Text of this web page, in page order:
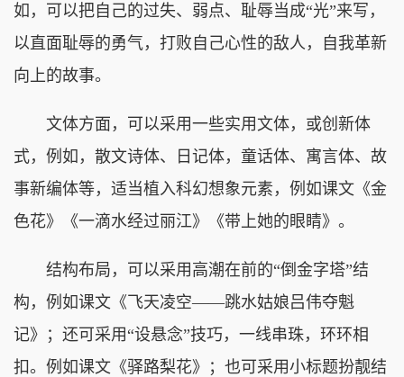
如，可以把自己的过失、弱点、耻辱当成“光”来写，
以直面耻辱的勇气，打败自己心性的敌人，自我革新
向上的故事。
文体方面，可以采用一些实用文体，或创新体
式，例如，散文诗体、日记体，童话体、寓言体、故
事新编体等，适当植入科幻想象元素，例如课文《金
色花》《一滴水经过丽江》《带上她的眼睛》。
结构布局，可以采用高潮在前的“倒金字塔”结
构，例如课文《飞天凌空——跳水姑娘吕伟夺魁
记》；还可采用“设悬念”技巧，一线串珠，环环相
扣。例如课文《驿路梨花》；也可采用小标题扮靓结